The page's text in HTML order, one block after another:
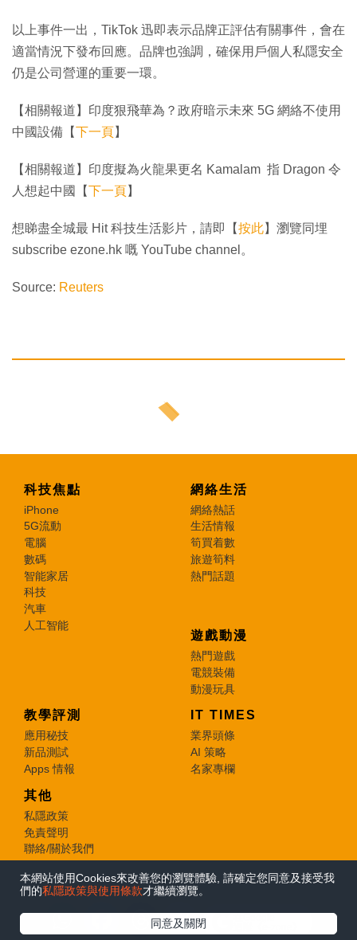
本網站使用Cookies來改善您的瀏覽體驗, 請確定您同意及接受我
們的私隱政策與使用條款才繼續瀏覽。
同意及關閉
以上事件一出，TikTok 迅即表示品牌正評估有關事件，會在
適當情況下發布回應。品牌也強調，確保用戶個人私隱安全
仍是公司營運的重要一環。
【相關報道】印度狠飛華為？政府暗示未來 5G 網絡不使用
中國設備【下一頁】
【相關報道】印度擬為火龍果更名 Kamalam 指 Dragon 令
人想起中國【下一頁】
想睇盡全城最 Hit 科技生活影片，請即【按此】瀏覽同埋
subscribe ezone.hk 嘅 YouTube channel。
Source: Reuters
科技焦點
iPhone
5G流動
電腦
數碼
智能家居
科技
汽車
人工智能
網絡生活
網絡熱話
生活情報
筍買着數
旅遊筍料
熱門話題
遊戲動漫
熱門遊戲
電競裝備
動漫玩具
教學評測
應用秘技
新品測試
Apps 情報
IT TIMES
業界頭條
AI 策略
名家專欄
其他
私隱政策
免責聲明
聯絡/關於我們
© 2026 e-zone. All Rights Reserved.